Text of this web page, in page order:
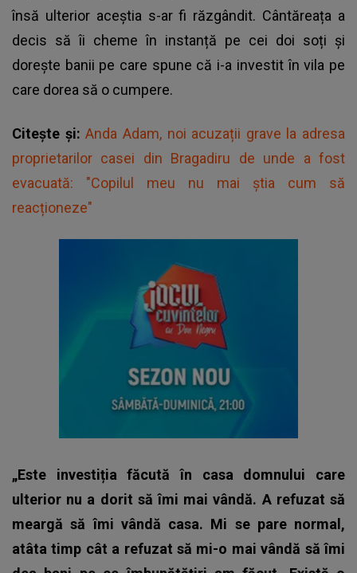
însă ulterior aceștia s-ar fi răzgândit. Cântăreața a
decis să îi cheme în instanță pe cei doi soți și
dorește banii pe care spune că i-a investit în vila pe
care dorea să o cumpere.
Citește și:Anda Adam, noi acuzații grave la adresa
proprietarilor casei din Bragadiru de unde a fost
evacuată: "Copilul meu nu mai știa cum să
reacționeze"
„Este investiția făcută în casa domnului care
ulterior nu a dorit să îmi mai vândă. A refuzat să
meargă să îmi vândă casa. Mi se pare normal,
atâta timp cât a refuzat să mi-o mai vândă să îmi